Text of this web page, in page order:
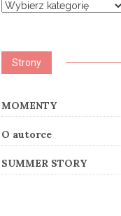
Kategorie
Strony
MOMENTY
O autorce
SUMMER STORY